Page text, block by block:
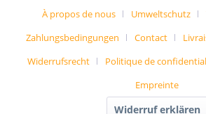
À propos de nous
Umweltschutz
Zahlungsbedingungen
Contact
Widerrufsrecht
Politique de
Empreinte
Widerruf erklären